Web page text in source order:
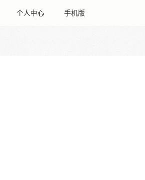
个人中心 手机版